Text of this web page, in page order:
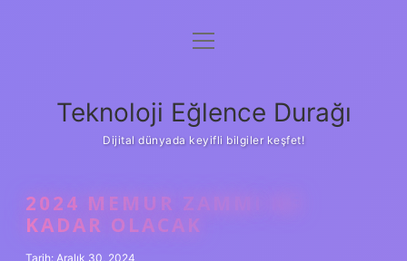
Anasayfa
Yasal Uyarı
menüyü
Teknoloji Eğlence Durağı
Dijital dünyada keyifli bilgiler keşfet!
2024 MEMUR ZAMMI NE
KADAR OLACAK
Tarih: Aralık 30, 2024